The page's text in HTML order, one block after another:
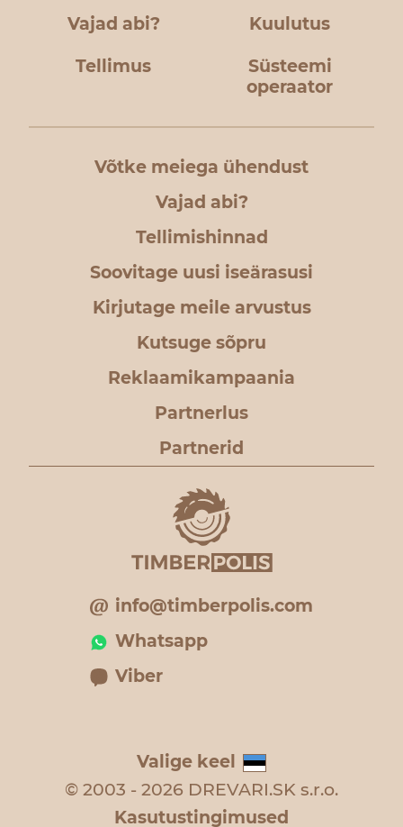
Vajad abi? Kuulutus
Tellimus
Süsteemi
operaator
Võtke meiega ühendust
Vajad abi?
Tellimishinnad
Soovitage uusi iseärasusi
Kirjutage meile arvustus
Kutsuge sõpru
Reklaamikampaania
Partnerlus
Partnerid
info@timberpolis.com
Whatsapp
Viber
Valige keel
© 2003 - 2026 DREVARI.SK s.r.o.
Kasutustingimused